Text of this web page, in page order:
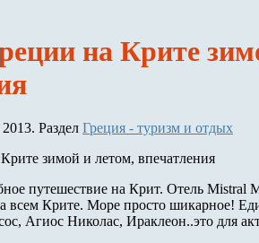
на Крите
Раздел Греция - туризм и отдых
путешествие на Крит. Отель
Крите. Море просто шикарное!
Агиос Николас, Ираклеон..это для